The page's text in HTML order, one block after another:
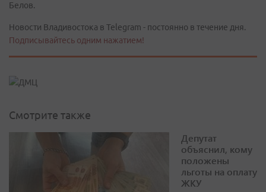
Белов.
Новости Владивостока в Telegram - постоянно в течение дня.
Подписывайтесь одним нажатием!
Смотрите также
Депутат
объяснил, кому
положены
льготы на оплату
ЖКУ